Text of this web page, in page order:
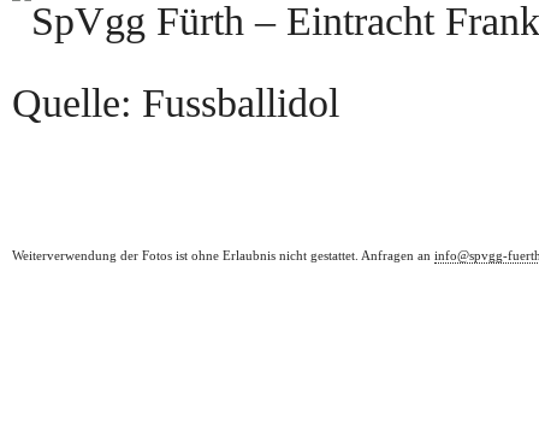
Quelle: Fussballidol
Weiterverwendung der Fotos ist ohne Erlaubnis nicht gestattet. Anfragen an info@spvgg-